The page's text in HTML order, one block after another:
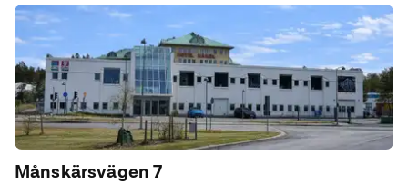
Månskärsvägen 7